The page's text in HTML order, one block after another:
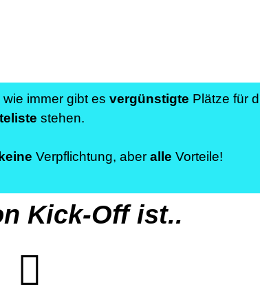
immer gibt es vergünstigte Plätze für
stehen.
keine Verpflichtung, aber alle Vorteile!
Kick-Off ist..